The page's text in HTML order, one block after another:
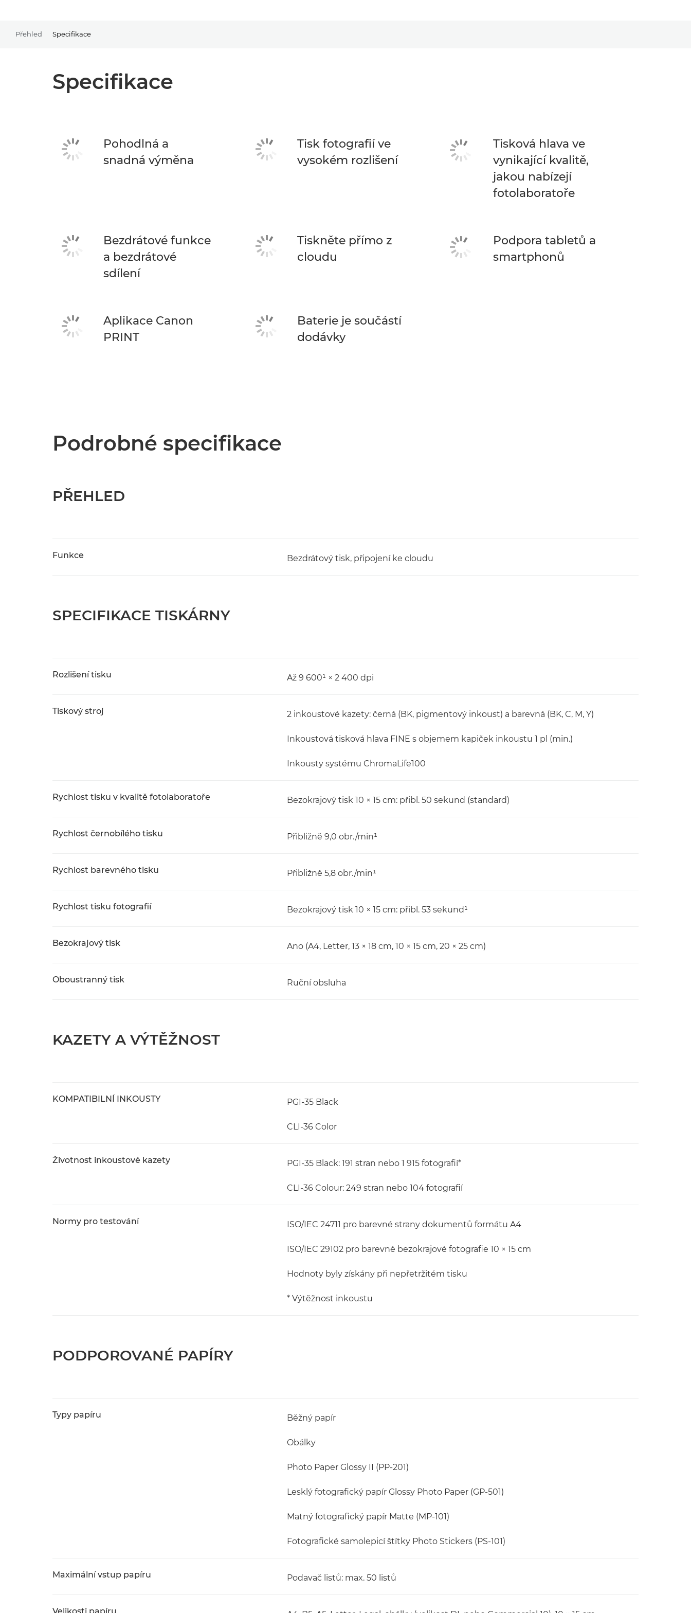
Přehled Specifikace
Specifikace
Pohodlná a
snadná výměna
Tisk fotografií ve
vysokém rozlišení
Tisková hlava ve
vynikající kvalitě,
jakou nabízejí
fotolaboratoře
Bezdrátové funkce
a bezdrátové
sdílení
Tiskněte přímo z
cloudu
Podpora tabletů a
smartphonů
Aplikace Canon
PRINT
Baterie je součástí
dodávky
Podrobné specifikace
PŘEHLED
Funkce Bezdrátový tisk, připojení ke cloudu
SPECIFIKACE TISKÁRNY
Rozlišení tisku Až 9 600¹ × 2 400 dpi
Tiskový stroj 2 inkoustové kazety: černá (BK, pigmentový inkoust) a barevná (BK, C, M, Y)
Inkoustová tisková hlava FINE s objemem kapiček inkoustu 1 pl (min.)
Inkousty systému ChromaLife100
Rychlost tisku v kvalitě fotolaboratoře Bezokrajový tisk 10 × 15 cm: přibl. 50 sekund (standard)
Rychlost černobílého tisku Přibližně 9,0 obr./min¹
Rychlost barevného tisku Přibližně 5,8 obr./min¹
Rychlost tisku fotografií Bezokrajový tisk 10 × 15 cm: přibl. 53 sekund¹
Bezokrajový tisk Ano (A4, Letter, 13 × 18 cm, 10 × 15 cm, 20 × 25 cm)
Oboustranný tisk Ruční obsluha
KAZETY A VÝTĚŽNOST
KOMPATIBILNÍ INKOUSTY PGI-35 Black
CLI-36 Color
Životnost inkoustové kazety PGI-35 Black: 191 stran nebo 1 915 fotografií*
CLI-36 Colour: 249 stran nebo 104 fotografií
Normy pro testování ISO/IEC 24711 pro barevné strany dokumentů formátu A4
ISO/IEC 29102 pro barevné bezokrajové fotografie 10 × 15 cm
Hodnoty byly získány při nepřetržitém tisku
* Výtěžnost inkoustu
PODPOROVANÉ PAPÍRY
Typy papíru Běžný papír
Obálky
Photo Paper Glossy II (PP-201)
Lesklý fotografický papír Glossy Photo Paper (GP-501)
Matný fotografický papír Matte (MP-101)
Fotografické samolepicí štítky Photo Stickers (PS-101)
Maximální vstup papíru Podavač listů: max. 50 listů